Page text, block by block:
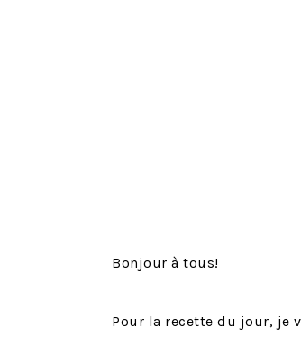
Bonjour à tous!
Pour la recette du jour, je